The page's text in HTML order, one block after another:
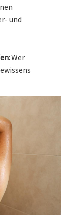
und
Wer